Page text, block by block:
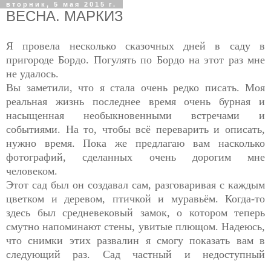
вторник, 5 мая 2015 г.
ВЕСНА. МАРКИЗ
Я провела несколько сказочных дней в саду в
пригороде Бордо. Погулять по Бордо на этот раз мне
не удалось.
Вы заметили, что я стала очень редко писать. Моя
реальная жизнь последнее время очень бурная и
насыщенная необыкновенными встречами и
событиями. На то, чтобы всё переварить и описать,
нужно время.
Пока же предлагаю вам насколько
фотографий, сделанных очень дорогим мне
человеком.
Этот сад был он создавал сам, разговаривая с каждым
цветком и деревом, птичкой и муравьём. Когда-то
здесь был средневековый замок, о котором теперь
смутно напоминают стены, увитые плющом. Надеюсь,
что снимки этих развалин я смогу показать вам в
следующий раз. Сад частный и недоступный